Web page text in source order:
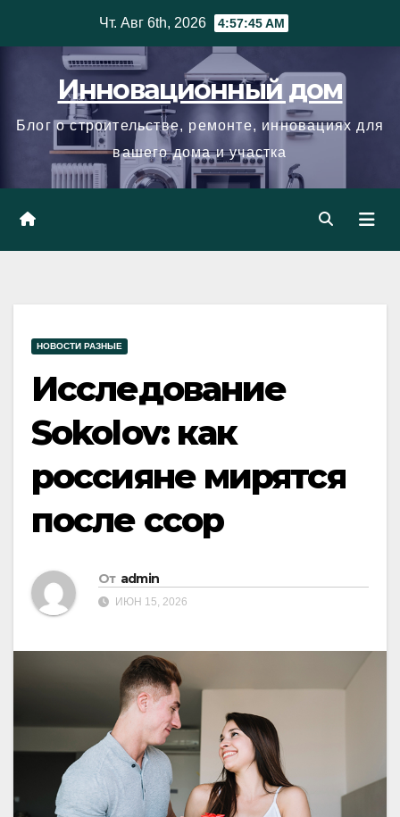
Чт. Авг 6th, 2026 4:57:46 AM
Инновационный дом
Блог о строительстве, ремонте, инновациях для
вашего дома и участка
НОВОСТИ РАЗНЫЕ
Исследование
Sokolov: как
россияне мирятся
после ссор
От admin
ИЮН 15, 2026